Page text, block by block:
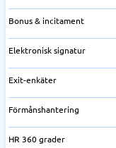
Bonus & incitament
Elektronisk signatur
Exit-enkäter
Förmånshantering
HR 360 grader